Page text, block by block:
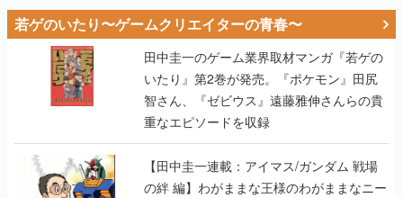
若ゲのいたり〜ゲームクリエイターの青春〜
田中圭一のゲーム業界取材マンガ『若ゲの
いたり』第2巻が発売。『ポケモン』田尻
智さん、『ゼビウス』遠藤雅伸さんらの貴
重なエピソードを収録
【田中圭一連載：アイマス/ガンダム 戦場
の絆 編】わがままな王様のわがままなニー